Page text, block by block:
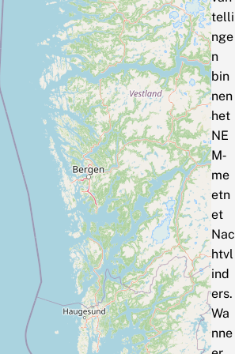
telli
nge
n
bin
nen
het
NE
M‑
me
etn
et
Nac
htvl
ind
ers.
Wa
nne